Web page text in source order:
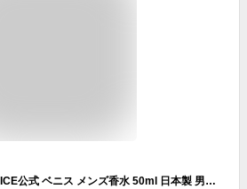
【最大3000円オフ】VENICE公式 ベニス メンズ香水 50ml 日本製 男性用香水 フレグランス オードトワレ ムスク ウッディ フェロモン モテ香水 女子ウケ 人気 ギフト ビジネス 爽やか 体臭 香水 男 夏用 ギフト プレゼント デート 普段使い 30代 40代 50代